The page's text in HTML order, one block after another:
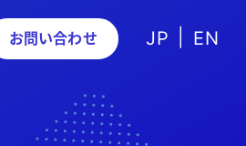
お問い合わせ JP EN